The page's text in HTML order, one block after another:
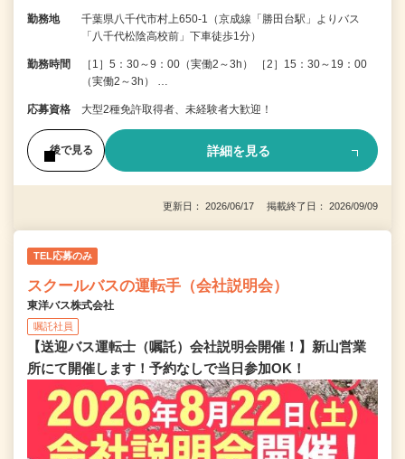
勤務地
千葉県八千代市村上650-1（京成線「勝田台駅」よりバス
「八千代松陰高校前」下車徒歩1分）
勤務時間
［1］5：30～9：00（実働2～3h） ［2］15：30～19：00
（実働2～3h） …
応募資格 大型2種免許取得者、未経験者大歓迎！
後で見る 詳細を見る
更新日： 2026/06/17 掲載終了日： 2026/09/09
TEL応募のみ
スクールバスの運転手（会社説明会）
東洋バス株式会社
嘱託社員
【送迎バス運転士（嘱託）会社説明会開催！】新山営業
所にて開催します！予約なしで当日参加OK！